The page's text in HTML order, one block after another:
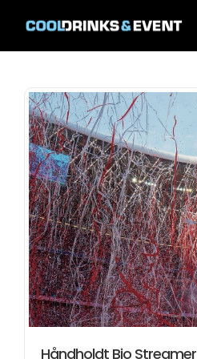
content
Håndholdt Bio Streamer